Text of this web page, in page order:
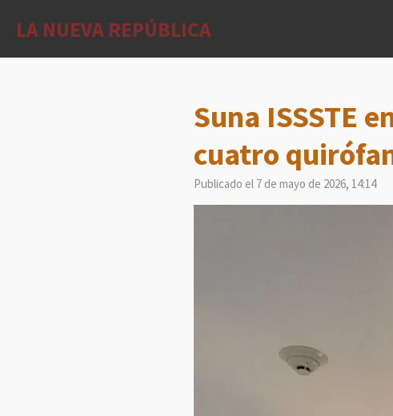
LA NUEVA REPÚBLICA
Suna ISSSTE
cuatro
Publicado el 7 de mayo de 2026, 14:14